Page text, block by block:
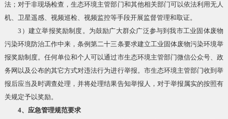
法；对于非现场检查，生态环境主管部门和其他相关部门可以依法利用无人
机、卫星遥感、视频巡检、视频监控等手段开展监督管理和取证。
3）建立举报奖励制度。为鼓励广大群众广泛参与到我市工业固体废物
污染环境防治工作中来，条例第二十三条要求建立工业固体废物污染环境举
报奖励制度。任何单位和个人可以通过市生态环境主管部门微信公众号、政
务网以及公布的其它方式对违法行为进行举报。市生态环境主管部门收到举
报后应当及时调查处理，并将处理结果告知举报人，对于举报属实的按照有
关规定予以奖励。
4、应急管理规范要求